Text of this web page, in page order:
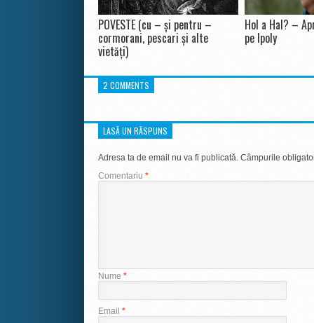
POVESTE (cu – și pentru –
cormorani, pescari și alte
vietăți)
Hol a Hal? –
pe Ipoly
2 COMMENTS
LASĂ UN RĂSPUNS
Adresa ta de email nu va fi publicată. Câmpurile
Comentariu *
Nume *
Email *